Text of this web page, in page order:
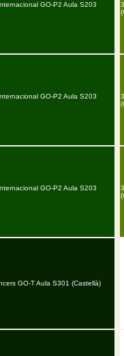
GO-P2 Aula S203
GO-P2 Aula S203
GO-P2 Aula S203
GO-T Aula S301 (Castellà)